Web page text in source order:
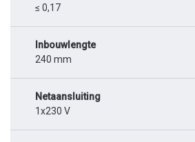
≤ 0,17
Inbouwlengte
240 mm
Netaansluiting
1x230 V